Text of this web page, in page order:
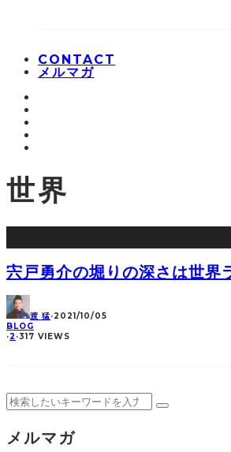
CONTACT
メルマガ
世界
宍戸勇介の堀りの深さは世界
渡 猛·2021/10/05
BLOG
·2 ·317 VIEWS
メルマガ